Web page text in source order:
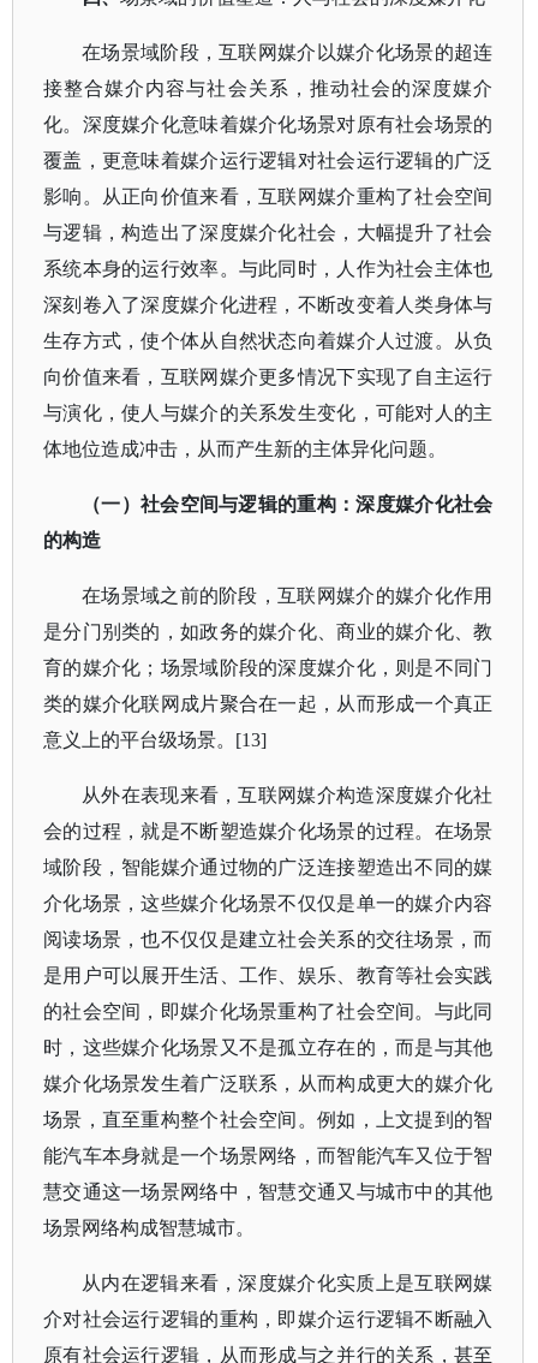
在场景域阶段，互联网媒介以媒介化场景的超连
接整合媒介内容与社会关系，推动社会的深度媒介
化。深度媒介化意味着媒介化场景对原有社会场景的
覆盖，更意味着媒介运行逻辑对社会运行逻辑的广泛
影响。从正向价值来看，互联网媒介重构了社会空间
与逻辑，构造出了深度媒介化社会，大幅提升了社会
系统本身的运行效率。与此同时，人作为社会主体也
深刻卷入了深度媒介化进程，不断改变着人类身体与
生存方式，使个体从自然状态向着媒介人过渡。从负
向价值来看，互联网媒介更多情况下实现了自主运行
与演化，使人与媒介的关系发生变化，可能对人的主
体地位造成冲击，从而产生新的主体异化问题。
（一）社会空间与逻辑的重构：深度媒介化社会
的构造
在场景域之前的阶段，互联网媒介的媒介化作用
是分门别类的，如政务的媒介化、商业的媒介化、教
育的媒介化；场景域阶段的深度媒介化，则是不同门
类的媒介化联网成片聚合在一起，从而形成一个真正
意义上的平台级场景。 [13]
从外在表现来看，互联网媒介构造深度媒介化社
会的过程，就是不断塑造媒介化场景的过程。在场景
域阶段，智能媒介通过物的广泛连接塑造出不同的媒
介化场景，这些媒介化场景不仅仅是单一的媒介内容
阅读场景，也不仅仅是建立社会关系的交往场景，而
是用户可以展开生活、工作、娱乐、教育等社会实践
的社会空间，即媒介化场景重构了社会空间。与此同
时，这些媒介化场景又不是孤立存在的，而是与其他
媒介化场景发生着广泛联系，从而构成更大的媒介化
场景，直至重构整个社会空间。例如，上文提到的智
能汽车本身就是一个场景网络，而智能汽车又位于智
慧交通这一场景网络中，智慧交通又与城市中的其他
场景网络构成智慧城市。
从内在逻辑来看，深度媒介化实质上是互联网媒
介对社会运行逻辑的重构，即媒介运行逻辑不断融入
原有社会运行逻辑，从而形成与之并行的关系，甚至